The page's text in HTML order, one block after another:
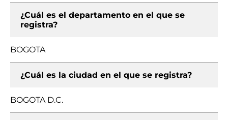
¿Cuál es el departamento en el que se
registra?
BOGOTA
¿Cuál es la ciudad en el que se registra?
BOGOTA D.C.